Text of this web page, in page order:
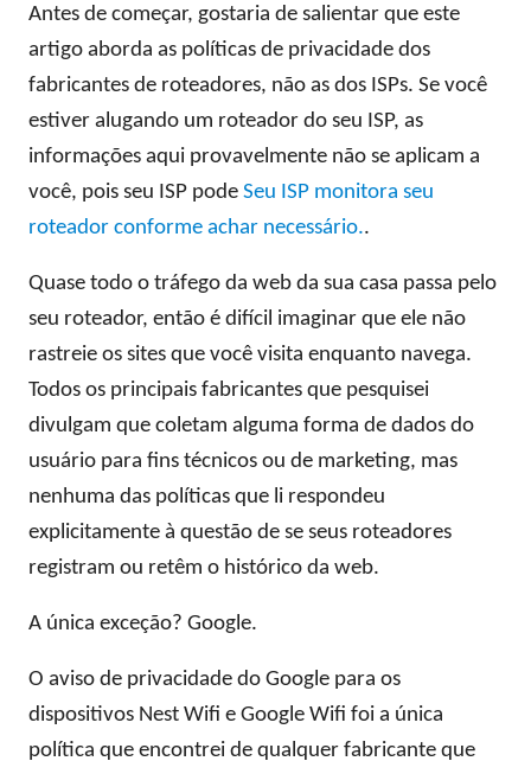
Antes de começar, gostaria de salientar que este
artigo aborda as políticas de privacidade dos
fabricantes de roteadores, não as dos ISPs. Se você
estiver alugando um roteador do seu ISP, as
informações aqui provavelmente não se aplicam a
você, pois seu ISP pode Seu ISP monitora seu
roteador conforme achar necessário..
Quase todo o tráfego da web da sua casa passa pelo
seu roteador, então é difícil imaginar que ele não
rastreie os sites que você visita enquanto navega.
Todos os principais fabricantes que pesquisei
divulgam que coletam alguma forma de dados do
usuário para fins técnicos ou de marketing, mas
nenhuma das políticas que li respondeu
explicitamente à questão de se seus roteadores
registram ou retêm o histórico da web.
A única exceção? Google.
O aviso de privacidade do Google para os
dispositivos Nest Wifi e Google Wifi foi a única
política que encontrei de qualquer fabricante que